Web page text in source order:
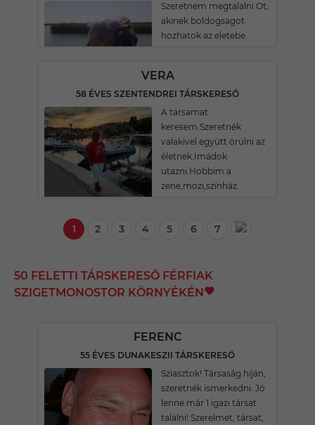
Szeretnem megtalalni Ot,
akinek boldogsagot
hozhatok az eletebe.
VERA
58 ÉVES SZENTENDREI TÁRSKERESŐ
A társamat
keresem.Szeretnék
valakivel együtt örülni az
életnek.Imádok
utazni.Hobbim a
zene,mozi,színház.
1 2 3 4 5 6 7
50 FELETTI TÁRSKERESŐ FÉRFIAK
SZIGETMONOSTOR KÖRNYÉKÉN
FERENC
55 ÉVES DUNAKESZII TÁRSKERESŐ
Sziasztok! Társaság híján,
szeretnék ismerkedni. Jó
lenne már 1 igazi társat
találni! Szerelmet, társat,